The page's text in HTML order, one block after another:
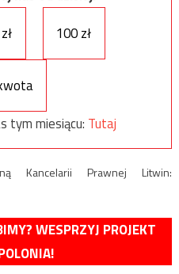
100 zł
tym miesiącu: Tutaj
Kancelarii Prawnej Litwin:
WESPRZYJ PROJEKT